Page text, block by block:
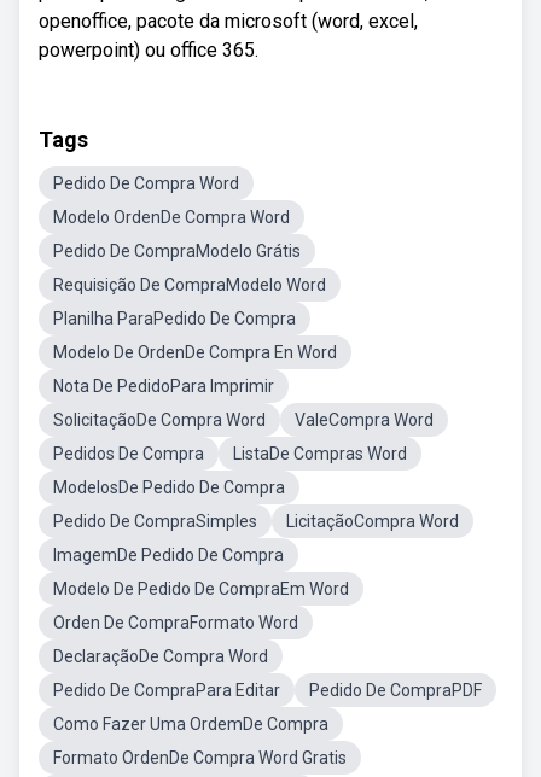
openoffice, pacote da microsoft (word, excel,
powerpoint) ou office 365.
Tags
Pedido De Compra Word
Modelo OrdenDe Compra Word
Pedido De CompraModelo Grátis
Requisição De CompraModelo Word
Planilha ParaPedido De Compra
Modelo De OrdenDe Compra En Word
Nota De PedidoPara Imprimir
SolicitaçãoDe Compra Word
ValeCompra Word
Pedidos De Compra
ListaDe Compras Word
ModelosDe Pedido De Compra
Pedido De CompraSimples
LicitaçãoCompra Word
ImagemDe Pedido De Compra
Modelo De Pedido De CompraEm Word
Orden De CompraFormato Word
DeclaraçãoDe Compra Word
Pedido De CompraPara Editar
Pedido De CompraPDF
Como Fazer Uma OrdemDe Compra
Formato OrdenDe Compra Word Gratis